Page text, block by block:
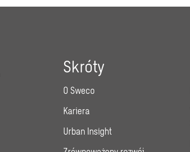
Skróty
O Sweco
Kariera
Urban Insight